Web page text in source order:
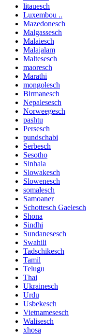
litauesch
Luxembou ..
Mazedonesch
Malgassesch
Malaiesch
Malajalam
Maltesesch
maoresch
Marathi
mongolesch
Birmanesch
Nepalesesch
Norweegesch
pashtu
Persesch
pundschabi
Serbesch
Sesotho
Sinhala
Slowakesch
Slowenesch
somalesch
Samoaner
Schottesch Gaelesch
Shona
Sindhi
Sundanesesch
Swahili
Tadschikesch
Tamil
Telugu
Thai
Ukrainesch
Urdu
Usbekesch
Vietnamesesch
Walisesch
xhosa